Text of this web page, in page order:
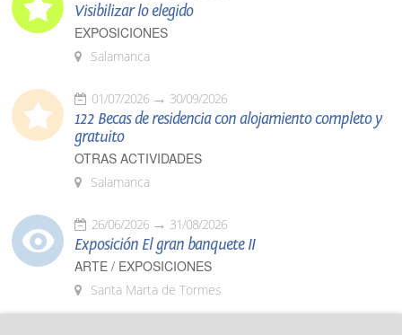
Visibilizar lo elegido
EXPOSICIONES
Salamanca
01/07/2026 30/09/2026
122 Becas de residencia con alojamiento completo y
gratuito
OTRAS ACTIVIDADES
Salamanca
26/06/2026 31/08/2026
Exposición El gran banquete II
ARTE / EXPOSICIONES
Santa Marta de Tormes